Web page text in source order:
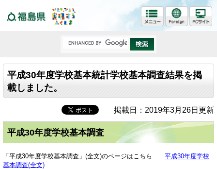
平成30年度学校基本統計学校基本調査結果を掲
載しました。
掲載日：2019年3月26日更新
平成30年度学校基本調査
「平成30年度学校基本調査」(全文)のページはこちら 平成30年度学校
基本調査(全文)